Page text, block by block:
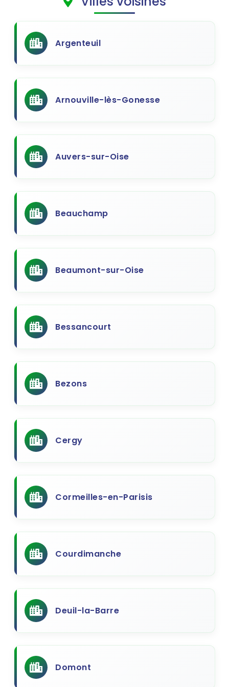
Argenteuil
Arnouville-lès-Gonesse
Auvers-sur-Oise
Beauchamp
Beaumont-sur-Oise
Bessancourt
Bezons
Cergy
Cormeilles-en-Parisis
Courdimanche
Deuil-la-Barre
Domont